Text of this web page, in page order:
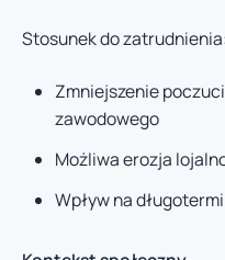
Stosunek do zatrudnienia:
Zmniejszenie
zawodowego
Możliwa erozja
Wpływ na